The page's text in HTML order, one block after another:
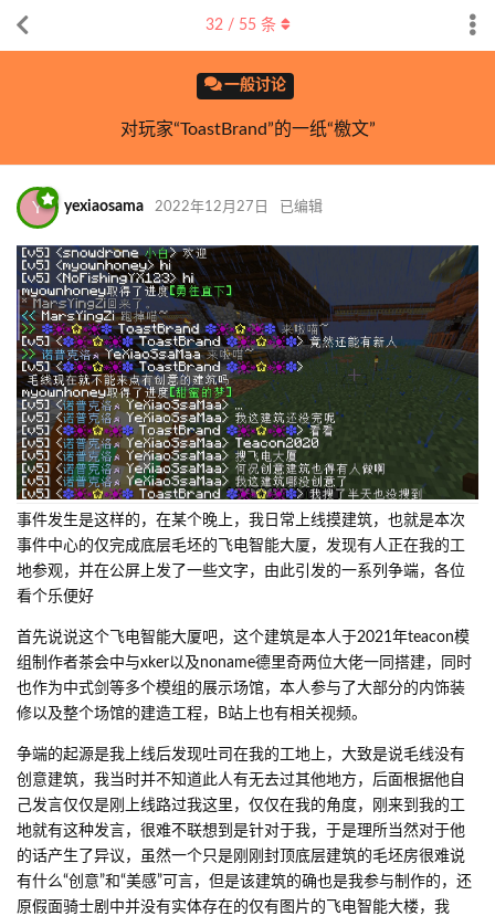
一般讨论
对玩家“ToastBrand”的一纸“檄文”
32/ 55条
Y yexiaosama 2022年12月27日 已编辑
事件发生是这样的，在某个晚上，我日常上线摸建筑，也就是本次
事件中心的仅完成底层毛坯的飞电智能大厦，发现有人正在我的工
地参观，并在公屏上发了一些文字，由此引发的一系列争端，各位
看个乐便好
首先说说这个飞电智能大厦吧，这个建筑是本人于2021年teacon模
组制作者茶会中与xker以及noname德里奇两位大佬一同搭建，同时
也作为中式剑等多个模组的展示场馆，本人参与了大部分的内饰装
修以及整个场馆的建造工程，B站上也有相关视频。
争端的起源是我上线后发现吐司在我的工地上，大致是说毛线没有
创意建筑，我当时并不知道此人有无去过其他地方，后面根据他自
己发言仅仅是刚上线路过我这里，仅仅在我的角度，刚来到我的工
地就有这种发言，很难不联想到是针对于我，于是理所当然对于他
的话产生了异议，虽然一个只是刚刚封顶底层建筑的毛坯房很难说
有什么“创意”和“美感”可言，但是该建筑的确也是我参与制作的，还
原假面骑士剧中并没有实体存在的仅有图片的飞电智能大楼，我